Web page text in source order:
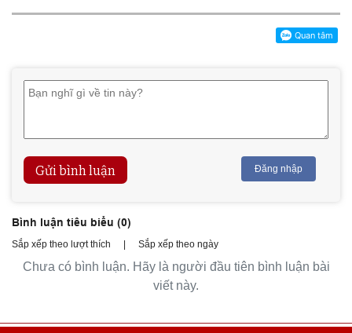
Gửi bình luận Đăng nhập
Bình luận tiêu biểu (0)
Sắp xếp theo lượt thích Sắp xếp theo ngày
Chưa có bình luận. Hãy là người đầu tiên bình luận bài
viết này.